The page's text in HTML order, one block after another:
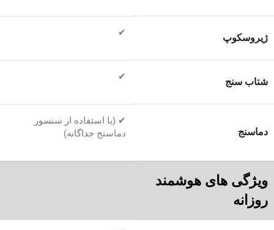
ژیروسکوپ
✔
شتاب سنج
✔
دماسنج
✔ (با استفاده از سنسور
دماسنج جداگانه)
ویژگی های هوشمند
روزانه